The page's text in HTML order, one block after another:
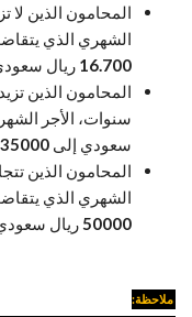
المحامون الذين لا
الشهري الذي
16.700 ريال
سنوات، الأجر
سعودي إلى 35000
الشهري الذي
50000ريال
ملاحظة: